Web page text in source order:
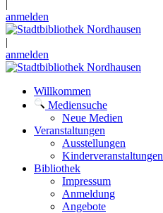
|
anmelden
|
anmelden
Willkommen
Mediensuche
Neue Medien
Veranstaltungen
Ausstellungen
Kinderveranstaltungen
Bibliothek
Impressum
Anmeldung
Angebote